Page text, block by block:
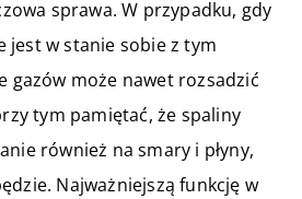
sprawa. W przypadku, gdy
jest w stanie sobie z tym
gazów może nawet rozsadzić
tym pamiętać, że spaliny
również na smary i płyny,
Najważniejszą funkcję w